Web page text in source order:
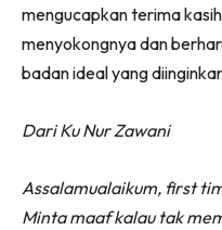
mengucapkan terima
menyokongnya dan
badan ideal yang
Dari Ku Nur Zawani
Assalamualaikum, first
Minta maaf kalau tak